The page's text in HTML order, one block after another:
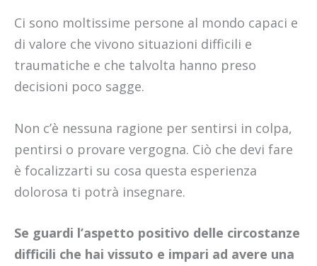
Ci sono moltissime persone al mondo capaci e
di valore che vivono situazioni difficili e
traumatiche e che talvolta hanno preso
decisioni poco sagge.
Non c’è nessuna ragione per sentirsi in colpa,
pentirsi o provare vergogna. Ciò che devi fare
è focalizzarti su cosa questa esperienza
dolorosa ti potrà insegnare.
Se guardi l’aspetto positivo delle circostanze
difficili che hai vissuto e impari ad avere una